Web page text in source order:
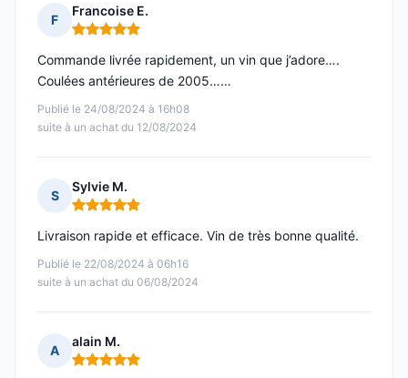
F
Francoise E.
Note : 5 sur 5
Publié le 24/08/2024 à 16h08
suite à un achat du 12/08/2024
Commande livrée rapidement, un vin que j’adore….
Coulées antérieures de 2005……
S
Sylvie M.
Note : 5 sur 5
Publié le 22/08/2024 à 06h16
suite à un achat du 06/08/2024
Livraison rapide et efficace. Vin de très bonne qualité.
A
alain M.
Note : 5 sur 5